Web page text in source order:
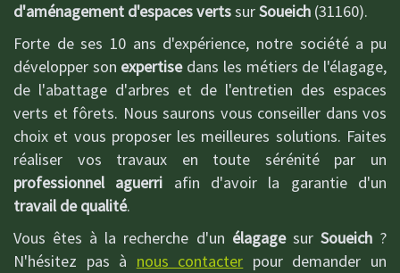
d'aménagement d'espaces vertssurSoueich (31160).
Forte de ses 10 ans d'expérience, notre société a pu
développer son expertisedans les métiers de l'élagage,
de l'abattage d'arbres et de l'entretien des espaces
verts et fôrets. Nous saurons vous conseiller dans vos
choix et vous proposer les meilleures solutions. Faites
réaliser vos travaux en toute sérénité par un
professionnel aguerri afin d'avoir la garantie d'un
travail de qualité.
Vous êtes à la recherche d'un élagagesur Soueich?
N'hésitez pas à nous contacter pour demander un